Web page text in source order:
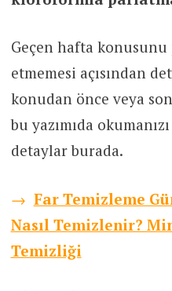
Geçen hafta konusunu
etmemesi açısından
konudan önce veya
bu yazımıda
detaylar burada.
→ Far Temizleme
Nasıl Temizlenir?
Temizliği